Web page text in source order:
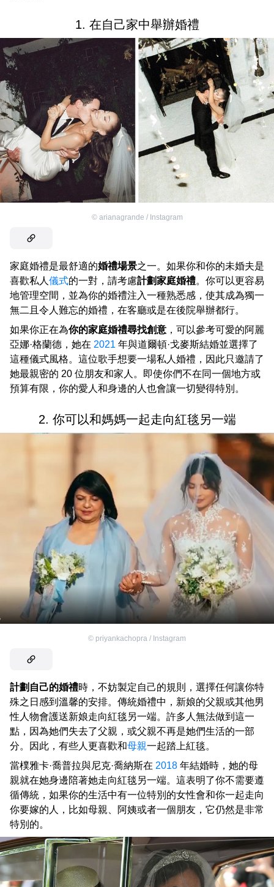
1. 在自己家中舉辦婚禮
© arianagrande / Instagram
家庭婚禮是最舒適的婚禮場景之一。如果你和你的未婚夫是
喜歡私人 儀式的一對，請考慮計劃家庭婚禮。你可以更容易
地管理空間，並為你的婚禮注入一種熟悉感，使其成為獨一
無二且令人難忘的婚禮，在客廳或是在後院舉辦都行。
如果你正在為你的家庭婚禮尋找創意 ，可以參考可愛的阿麗
亞娜·格蘭德，她在 2021 年與道爾頓·戈麥斯結婚並選擇了
這種儀式風格。這位歌手想要一場私人婚禮，因此只邀請了
她最親密的 20 位朋友和家人。即使你們不在同一個地方或
預算有限，你的愛人和身邊的人也會讓一切變得特別。
2. 你可以和媽媽一起走向紅毯另一端
© priyankachopra / Instagram
計劃自己的婚禮時，不妨製定自己的規則，選擇任何讓你特
殊之日感到溫馨的安排。傳統婚禮中，新娘的父親或其他男
性人物會護送新娘走向紅毯另一端。許多人無法做到這一
點，因為她們失去了父親，或父親不再是她們生活的一部
分。因此，有些人更喜歡和母親一起踏上紅毯。
當樸雅卡·喬普拉與尼克·喬納斯在 2018 年結婚時，她的母
親就在她身邊陪著她走向紅毯另一端。這表明了你不需要遵
循傳統，如果你的生活中有一位特別的女性會和你一起走向
你要嫁的人，比如母親、阿姨或者一個朋友，它仍然是非常
特別的。